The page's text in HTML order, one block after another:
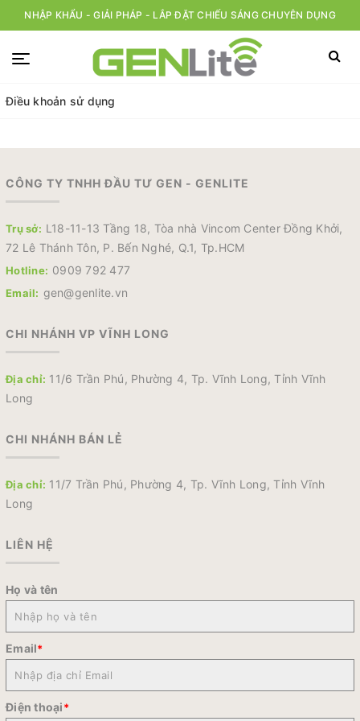
NHẬP KHẨU - GIẢI PHÁP - LẮP ĐẶT CHIẾU SÁNG CHUYÊN DỤNG
Điều khoản sử dụng
CÔNG TY TNHH ĐẦU TƯ GEN - GENLITE
Trụ sở: L18-11-13 Tầng 18, Tòa nhà Vincom Center Đồng Khởi,
72 Lê Thánh Tôn, P. Bến Nghé, Q.1, Tp.HCM
Hotline: 0909 792 477
Email: gen@genlite.vn
CHI NHÁNH VP VĨNH LONG
Địa chỉ: 11/6 Trần Phú, Phường 4, Tp. Vĩnh Long, Tỉnh Vĩnh
Long
CHI NHÁNH BÁN LẺ
Địa chỉ: 11/7 Trần Phú, Phường 4, Tp. Vĩnh Long, Tỉnh Vĩnh
Long
LIÊN HỆ
Họ và tên
Email*
Điện thoại*